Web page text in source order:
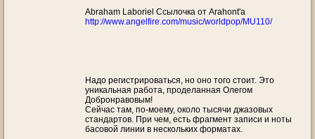
Abraham Laboriel Cсылочка от Arahont'a
http://www.angelfire.com/music/worldpop/MU110/
Надо регистрироваться, но оно того стоит. Это
уникальная работа, проделанная Олегом
Добронравовым!
Сейчас там, по-моему, около тысячи джазовых
стандартов. При чем, есть фрагмент записи и ноты
басовой линии в нескольких форматах.